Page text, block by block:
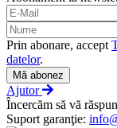
Prin abonare, accept
datelor.
Mă abonez
Ajutor
Încercăm să vă
Suport garanţie: